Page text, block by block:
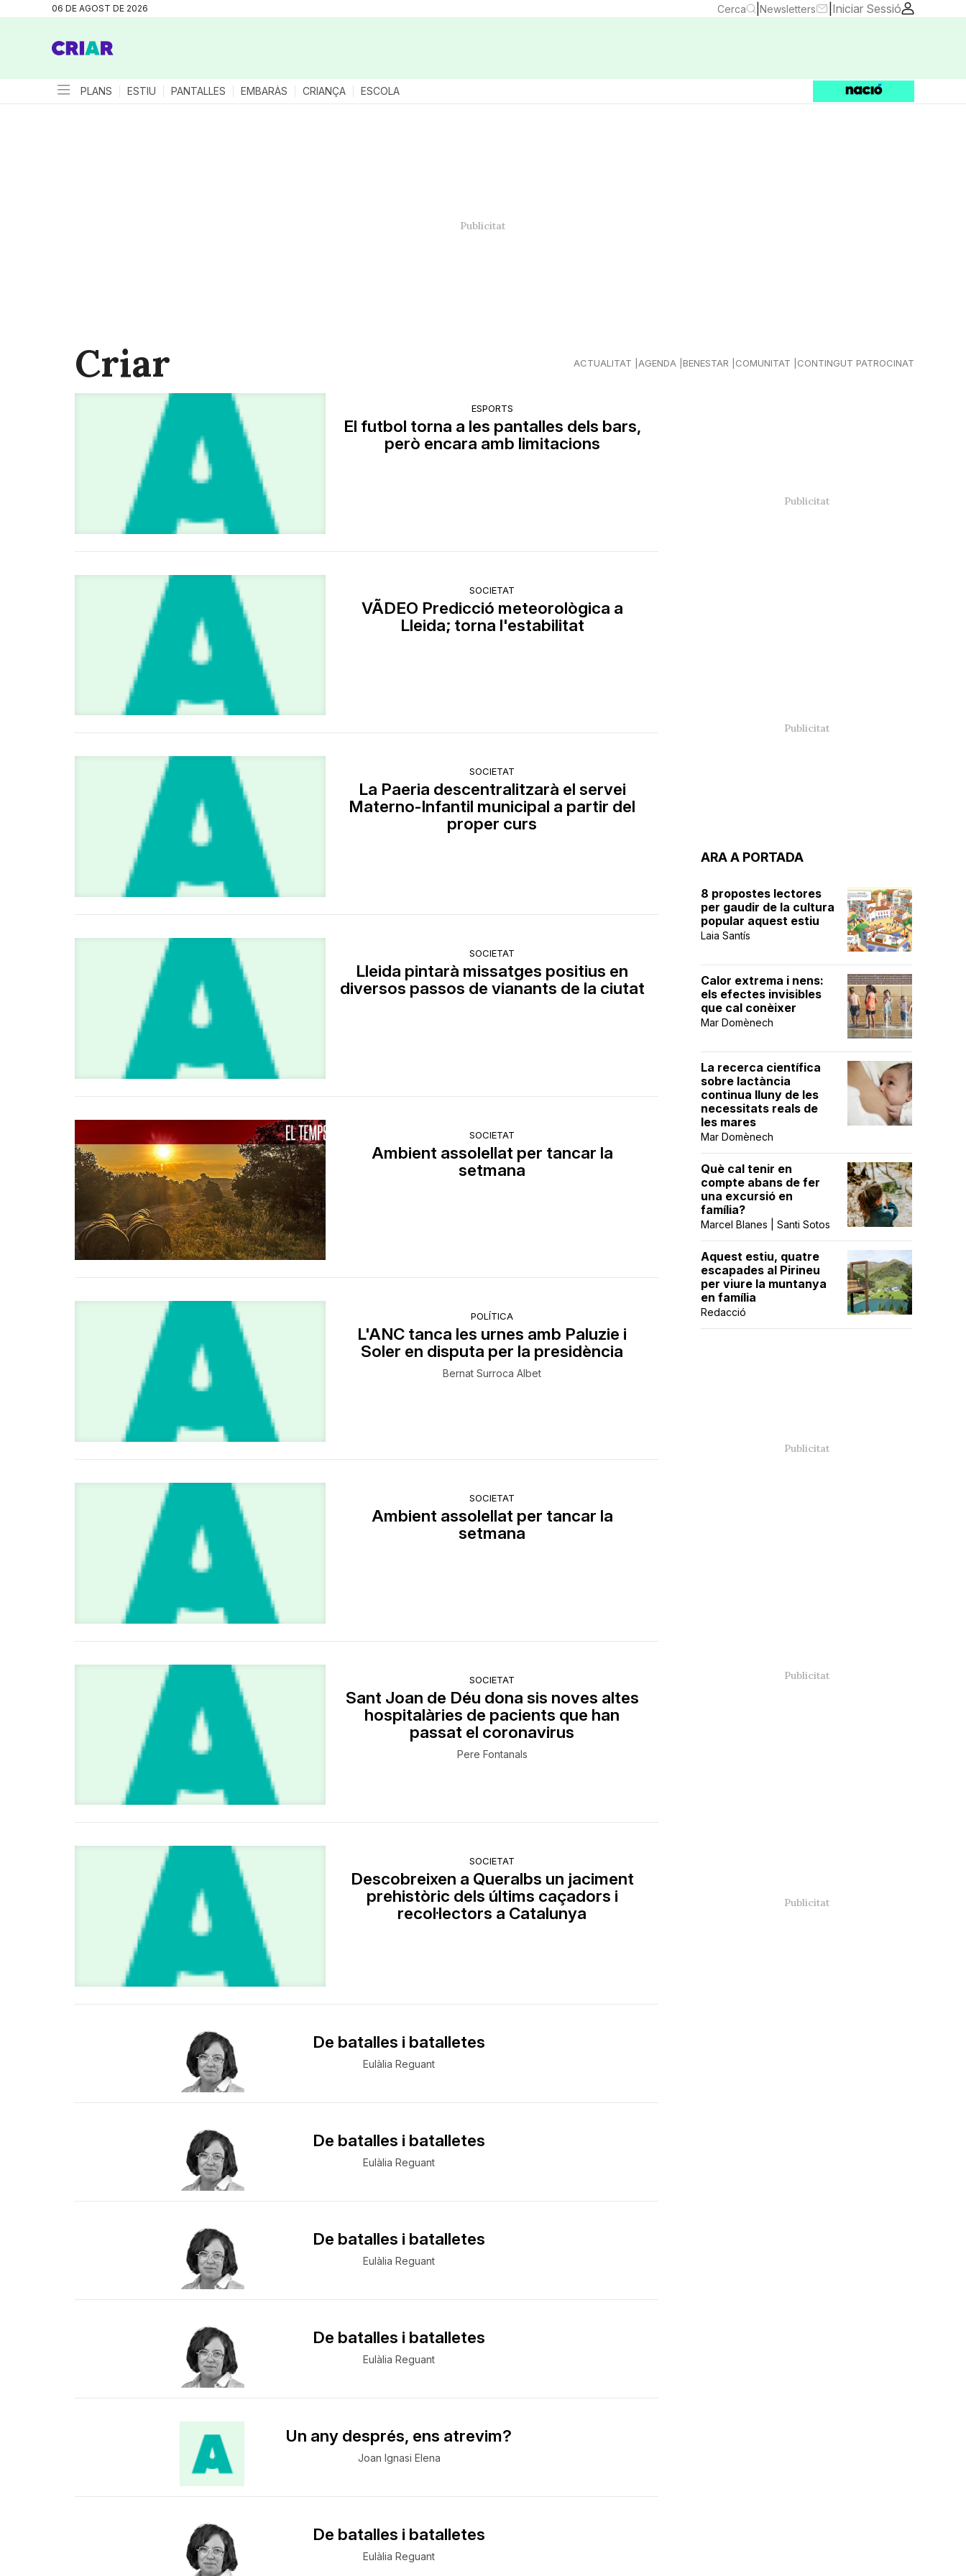
06 DE AGOST DE 2026 Cerca Newsletters Iniciar Sessió
PLANS ESTIU PANTALLES EMBARÀS CRIANÇA ESCOLA
Criar ACTUALITAT AGENDA BENESTAR COMUNITAT CONTINGUT PATROCINAT
ESPORTS
El futbol torna a les pantalles dels bars,
però encara amb limitacions
SOCIETAT
VÃDEO Predicció meteorològica a
Lleida; torna l'estabilitat
SOCIETAT
La Paeria descentralitzarà el servei
Materno-Infantil municipal a partir del
proper curs
SOCIETAT
Lleida pintarà missatges positius en
diversos passos de vianants de la ciutat
SOCIETAT
Ambient assolellat per tancar la
setmana
POLÍTICA
L'ANC tanca les urnes amb Paluzie i
Soler en disputa per la presidència
Bernat Surroca Albet
SOCIETAT
Ambient assolellat per tancar la
setmana
SOCIETAT
Sant Joan de Déu dona sis noves altes
hospitalàries de pacients que han
passat el coronavirus
Pere Fontanals
SOCIETAT
​Descobreixen a Queralbs un jaciment
prehistòric dels últims caçadors i
recol·lectors a Catalunya
De batalles i batalletes
Eulàlia Reguant
De batalles i batalletes
Eulàlia Reguant
De batalles i batalletes
Eulàlia Reguant
De batalles i batalletes
Eulàlia Reguant
Un any després, ens atrevim?
Joan Ignasi Elena
De batalles i batalletes
Eulàlia Reguant
ARA A PORTADA
8 propostes lectores
per gaudir de la cultura
popular aquest estiu
Laia Santís
Calor extrema i nens:
els efectes invisibles
que cal conèixer
Mar Domènech
La recerca científica
sobre lactància
continua lluny de les
necessitats reals de
les mares
Mar Domènech
Què cal tenir en
compte abans de fer
una excursió en
família?
Marcel Blanes | Santi Sotos
Aquest estiu, quatre
escapades al Pirineu
per viure la muntanya
en família
Redacció